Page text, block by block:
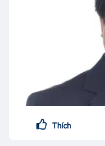
Thích